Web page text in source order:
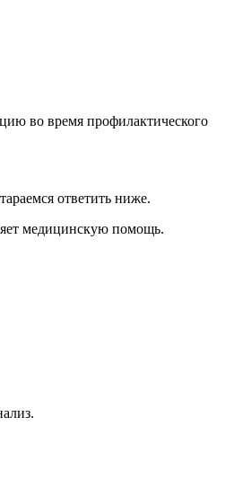
во время профилактического
ответить ниже.
медицинскую помощь.